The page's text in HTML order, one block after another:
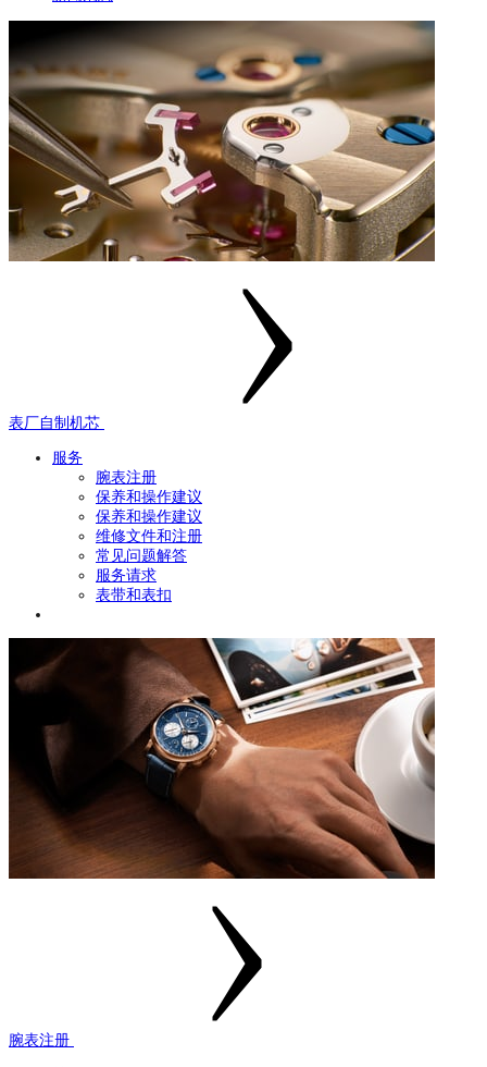
表厂自制机芯
服务
腕表注册
保养和操作建议
保养和操作建议
维修文件和注册
常见问题解答
服务请求
表带和表扣
腕表注册